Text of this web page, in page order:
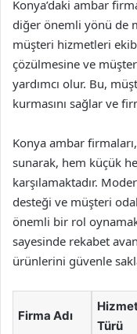
Konya’daki ambar
diğer önemli yönü de
müşteri hizmetleri
çözülmesine ve
yardımcı olur. Bu,
kurmasını sağlar ve
Konya ambar
sunarak, hem küçük
karşılamaktadır.
desteği ve müşteri
önemli bir rol
sayesinde rekabet
ürünlerini güvenle
Firma Adı
Türü